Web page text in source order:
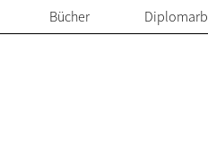
Bücher